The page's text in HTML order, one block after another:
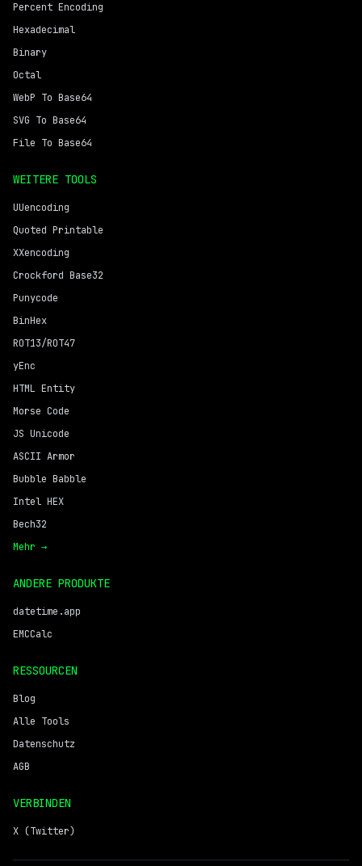
Percent Encoding
Hexadecimal
Binary
Octal
WebP To Base64
SVG To Base64
File To Base64
WEITERE TOOLS
UUencoding
Quoted Printable
XXencoding
Crockford Base32
Punycode
BinHex
ROT13/ROT47
yEnc
HTML Entity
Morse Code
JS Unicode
ASCII Armor
Bubble Babble
Intel HEX
Bech32
Mehr →
ANDERE PRODUKTE
datetime.app
EMCCalc
RESSOURCEN
Blog
Alle Tools
Datenschutz
AGB
VERBINDEN
X (Twitter)